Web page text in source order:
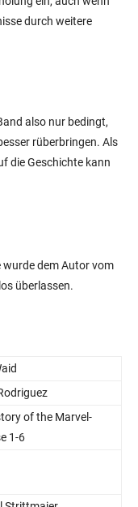
durch weitere
also nur bedingt,
rüberbringen. Als
die Geschichte kann
wurde dem Autor vom
überlassen.
of the Marvel-
1-6